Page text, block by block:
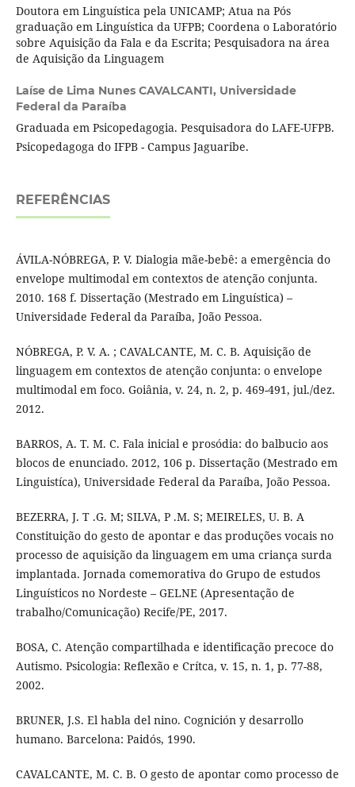
Doutora em Linguística pela UNICAMP; Atua na Pós
graduação em Linguística da UFPB; Coordena o Laboratório
sobre Aquisição da Fala e da Escrita; Pesquisadora na área
de Aquisição da Linguagem
Laíse de Lima Nunes CAVALCANTI, Universidade
Federal da Paraíba
Graduada em Psicopedagogia. Pesquisadora do LAFE-UFPB.
Psicopedagoga do IFPB - Campus Jaguaribe.
REFERÊNCIAS
ÁVILA-NÓBREGA, P. V. Dialogia mãe-bebê: a emergência do
envelope multimodal em contextos de atenção conjunta.
2010. 168 f. Dissertação (Mestrado em Linguística) –
Universidade Federal da Paraíba, João Pessoa.
NÓBREGA, P. V. A. ; CAVALCANTE, M. C. B. Aquisição de
linguagem em contextos de atenção conjunta: o envelope
multimodal em foco. Goiânia, v. 24, n. 2, p. 469-491, jul./dez.
2012.
BARROS, A. T. M. C. Fala inicial e prosódia: do balbucio aos
blocos de enunciado. 2012, 106 p. Dissertação (Mestrado em
Linguistíca), Universidade Federal da Paraíba, João Pessoa.
BEZERRA, J. T .G. M; SILVA, P .M. S; MEIRELES, U. B. A
Constituição do gesto de apontar e das produções vocais no
processo de aquisição da linguagem em uma criança surda
implantada. Jornada comemorativa do Grupo de estudos
Linguísticos no Nordeste – GELNE (Apresentação de
trabalho/Comunicação) Recife/PE, 2017.
BOSA, C. Atenção compartilhada e identificação precoce do
Autismo. Psicologia: Reflexão e Crítca, v. 15, n. 1, p. 77-88,
2002.
BRUNER, J.S. El habla del nino. Cognición y desarrollo
humano. Barcelona: Paidós, 1990.
CAVALCANTE, M. C. B. O gesto de apontar como processo de